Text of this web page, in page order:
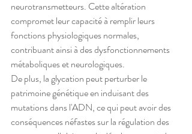
neurotransmetteurs. Cette altération
compromet leur capacité à remplir leurs
fonctions physiologiques normales,
contribuant ainsi à des dysfonctionnements
métaboliques et neurologiques.
De plus, la glycation peut perturber le
patrimoine génétique en induisant des
mutations dans l'ADN, ce qui peut avoir des
conséquences néfastes sur la régulation des